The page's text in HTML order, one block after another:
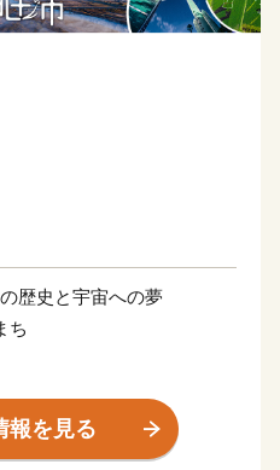
歴史と宇宙への夢
ち
された宮城県最古の木造建
阿弥陀堂と、最新の技術で
報を見る